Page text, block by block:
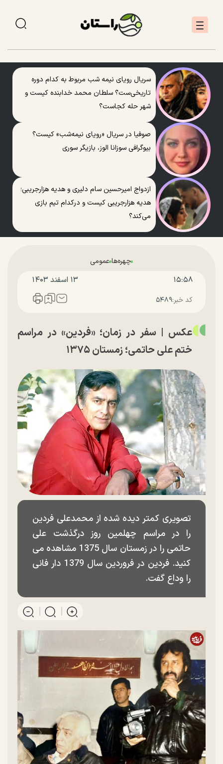
سریال رویای نیمه شب مربوط به کدام دوره
تاریخی‌ست؟ سلطان محمد خدابنده کیست و
شهر حله کجاست؟
صوفیا در سریال «رویای نیمه‌شب» کیست؟
بیوگرافی سوزانا الوز، بازیگر سوری
ازدواج امیرحسین سام دلیری و هدیه هزارجریبی؛
هدیه هزارجریبی کیست و درکدام تیم بازی
می‌کند؟
چهره‌هاعمومی
۱۵:۵۸ ۱۳ اسفند ۱۴۰۳
کد خبر:۵۴۸۹
عکس | سفر در زمان؛ «فردین» در مراسم
ختم علی حاتمی؛ زمستان ۱۳۷۵
تصویری کمتر دیده شده از محمدعلی فردین
را در مراسم چهلمین روز درگذشت علی
حاتمی را در زمستان سال 1375 مشاهده می
کنید. فردین در فروردین سال 1379 دار فانی
را وداع گفت.